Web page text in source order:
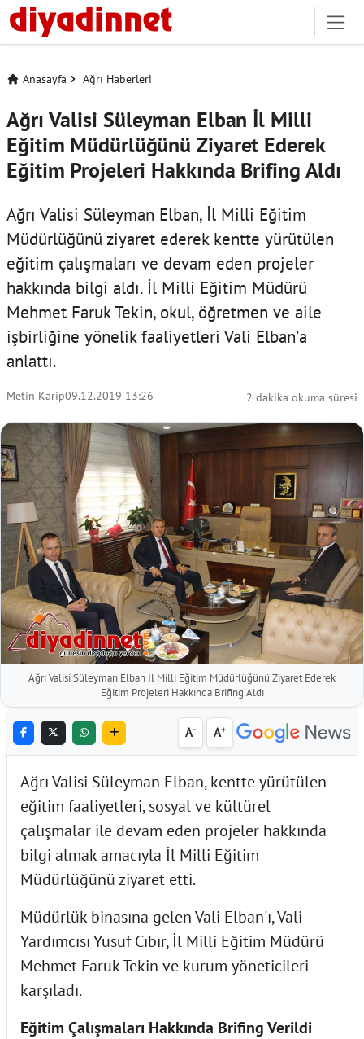
Anasayfa Ağrı Haberleri
Ağrı Valisi Süleyman Elban İl Milli
Eğitim Müdürlüğünü Ziyaret Ederek
Eğitim Projeleri Hakkında Brifing Aldı
Ağrı Valisi Süleyman Elban, İl Milli Eğitim
Müdürlüğünü ziyaret ederek kentte yürütülen
eğitim çalışmaları ve devam eden projeler
hakkında bilgi aldı. İl Milli Eğitim Müdürü
Mehmet Faruk Tekin, okul, öğretmen ve aile
işbirliğine yönelik faaliyetleri Vali Elban'a
anlattı.
Metin Karip09.12.2019 13:26 2 dakika okuma süresi
Ağrı Valisi Süleyman Elban İl Milli Eğitim Müdürlüğünü Ziyaret Ederek
Eğitim Projeleri Hakkında Brifing Aldı
A- A+
Ağrı Valisi Süleyman Elban, kentte yürütülen
eğitim faaliyetleri, sosyal ve kültürel
çalışmalar ile devam eden projeler hakkında
bilgi almak amacıyla İl Milli Eğitim
Müdürlüğünü ziyaret etti.
Müdürlük binasına gelen Vali Elban'ı, Vali
Yardımcısı Yusuf Cıbır, İl Milli Eğitim Müdürü
Mehmet Faruk Tekin ve kurum yöneticileri
karşıladı.
Eğitim Çalışmaları Hakkında Brifing Verildi